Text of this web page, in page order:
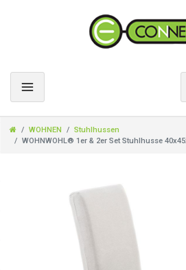
WOHNEN
Stuhlhussen
WOHNWOHL® 1er & 2er Set Stuhlhusse